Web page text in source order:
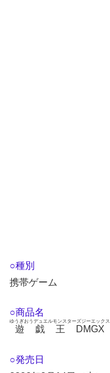
○種別
携帯ゲーム
○商品名
遊戯王DMGX
ゆうぎおうデュエルモンスターズジーエックス
○発売日